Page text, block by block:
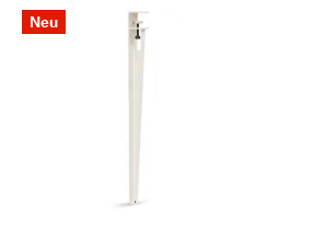
Neu